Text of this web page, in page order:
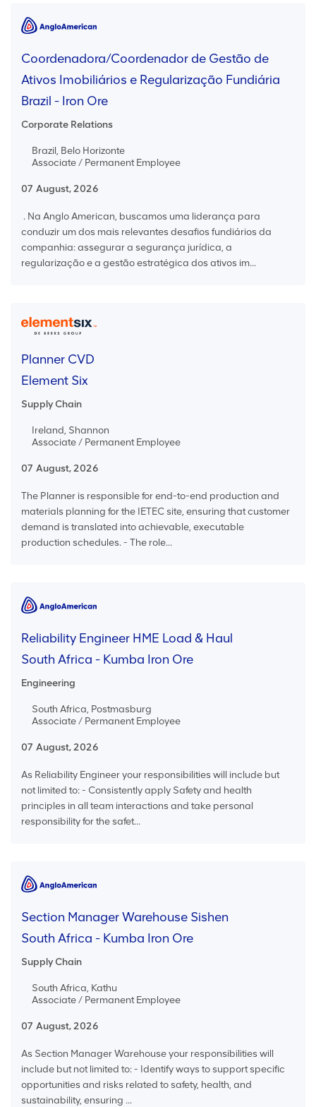
Coordenadora/Coordenador de Gestão de
Ativos Imobiliários e Regularização Fundiária
Brazil - Iron Ore
Corporate Relations
Brazil, Belo Horizonte
Associate / Permanent Employee
07 August, 2026
. Na Anglo American, buscamos uma liderança para
conduzir um dos mais relevantes desafios fundiários da
companhia: assegurar a segurança jurídica, a
regularização e a gestão estratégica dos ativos im...
Planner CVD
Element Six
Supply Chain
Ireland, Shannon
Associate / Permanent Employee
07 August, 2026
The Planner is responsible for end-to-end production and
materials planning for the IETEC site, ensuring that customer
demand is translated into achievable, executable
production schedules. - The role...
Reliability Engineer HME Load & Haul
South Africa - Kumba Iron Ore
Engineering
South Africa, Postmasburg
Associate / Permanent Employee
07 August, 2026
As Reliability Engineer your responsibilities will include but
not limited to: - Consistently apply Safety and health
principles in all team interactions and take personal
responsibility for the safet...
Section Manager Warehouse Sishen
South Africa - Kumba Iron Ore
Supply Chain
South Africa, Kathu
Associate / Permanent Employee
07 August, 2026
As Section Manager Warehouse your responsibilities will
include but not limited to: - Identify ways to support specific
opportunities and risks related to safety, health, and
sustainability, ensuring ...